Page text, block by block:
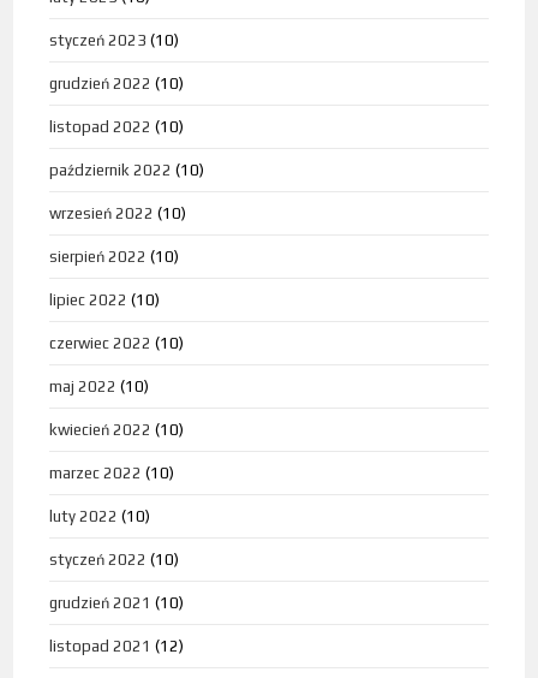
styczeń 2023 (10)
grudzień 2022 (10)
listopad 2022 (10)
październik 2022 (10)
wrzesień 2022 (10)
sierpień 2022 (10)
lipiec 2022 (10)
czerwiec 2022 (10)
maj 2022 (10)
kwiecień 2022 (10)
marzec 2022 (10)
luty 2022 (10)
styczeń 2022 (10)
grudzień 2021 (10)
listopad 2021 (12)